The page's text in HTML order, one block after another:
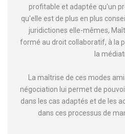
profitable et adaptée qu'un
qu'elle est de plus en plus
juridictiones elle-mêmes,
formé au droit collaboratif, à la
la
La maîtrise de ces modes
négociation lui permet de
dans les cas adaptés et de les
dans ces processus de